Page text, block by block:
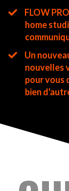
FLOW
home
Un
nouvelles
pour vous
bien